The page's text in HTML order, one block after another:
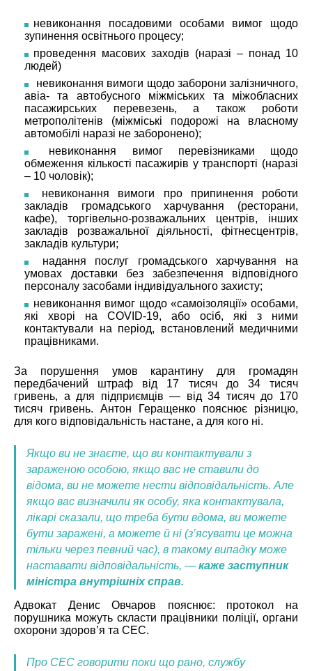
невиконання посадовими особами вимог щодо
зупинення освітнього процесу;
проведення масових заходів (наразі – понад 10
людей)
невиконання вимоги щодо заборони залізничного,
авіа- та автобусного міжміських та міжобласних
пасажирських перевезень, а також роботи
метрополітенів (міжміські подорожі на власному
автомобілі наразі не заборонено);
невиконання вимог перевізниками щодо
обмеження кількості пасажирів у транспорті (наразі
– 10 чоловік);
невиконання вимоги про припинення роботи
закладів громадського харчування (ресторани,
кафе), торгівельно-розважальних центрів, інших
закладів розважальної діяльності, фітнесцентрів,
закладів культури;
надання послуг громадського харчування на
умовах доставки без забезпечення відповідного
персоналу засобами індивідуального захисту;
невиконання вимог щодо «самоізоляції» особами,
які хворі на COVID-19, або осіб, які з ними
контактували на період, встановлений медичними
працівниками.
За порушення умов карантину для громадян
передбачений штраф від 17 тисяч до 34 тисяч
гривень, а для підприємців — від 34 тисяч до 170
тисяч гривень. Антон Геращенко пояснює різницю,
для кого відповідальність настане, а для кого ні.
Якщо ви не знаєте, що ви контактували з
зараженою особою, якщо вас не ставили до
відома, ви не можете нести відповідальність. Але
якщо вас визначили як особу, яка контактувала,
лікарі сказали, що треба бути вдома, ви можете
бути заражені, а можете й ні (з’ясувати це можна
тільки через певний час), в такому випадку може
наставати відповідальність, — каже заступник
міністра внутрішніх справ.
Адвокат Денис Овчаров пояснює: протокол на
порушника можуть скласти працівники поліції, органи
охорони здоров’я та СЕС.
Про СЕС говорити поки що рано, службу